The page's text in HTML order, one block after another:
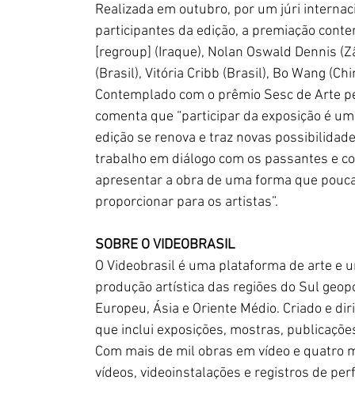
Realizada em outubro, por um júri
participantes da edição, a premiação
[regroup] (Iraque), Nolan Oswald Dennis
(Brasil), Vitória Cribb (Brasil), Bo Wang
Contemplado com o prêmio Sesc de Arte
comenta que “participar da exposição é
edição se renova e traz novas
trabalho em diálogo com os passantes e
apresentar a obra de uma forma que
proporcionar para os artistas”.
SOBRE O VIDEOBRASIL
O Videobrasil é uma plataforma de arte e
produção artística das regiões do Sul
Europeu, Ásia e Oriente Médio. Criado e
que inclui exposições, mostras,
Com mais de mil obras em vídeo e quatro
vídeos, videoinstalações e registros de